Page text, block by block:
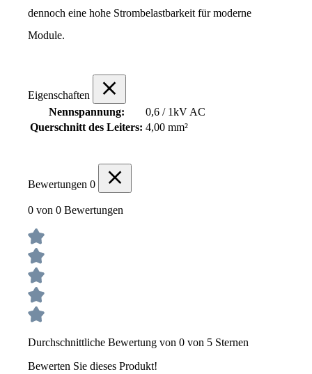
dennoch eine hohe Strombelastbarkeit für moderne
Module.
Eigenschaften
Nennspannung:
0,6 / 1kV AC
Querschnitt des Leiters: 4,00 mm²
Bewertungen 0
0 von 0 Bewertungen
Durchschnittliche Bewertung von 0 von 5 Sternen
Bewerten Sie dieses Produkt!